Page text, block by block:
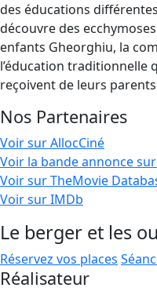
des éducations
découvre des ecchymoses
enfants Gheorghiu, la
l’éducation traditionnelle
reçoivent de leurs
Nos Partenaires
Voir sur AllocCiné
Voir la bande annonce
Voir sur TheMovie
Voir sur IMDb
Le berger et les
Réservez vos places
Réalisateur